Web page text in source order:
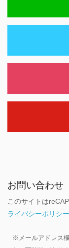
お問い合わせ
このサイトは
ライバシーポリシー
※メールアドレス